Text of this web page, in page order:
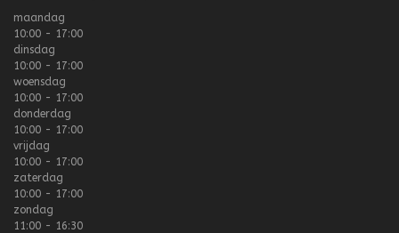
maandag
10:00 - 17:00
dinsdag
10:00 - 17:00
woensdag
10:00 - 17:00
donderdag
10:00 - 17:00
vrijdag
10:00 - 17:00
zaterdag
10:00 - 17:00
zondag
11:00 - 16:30